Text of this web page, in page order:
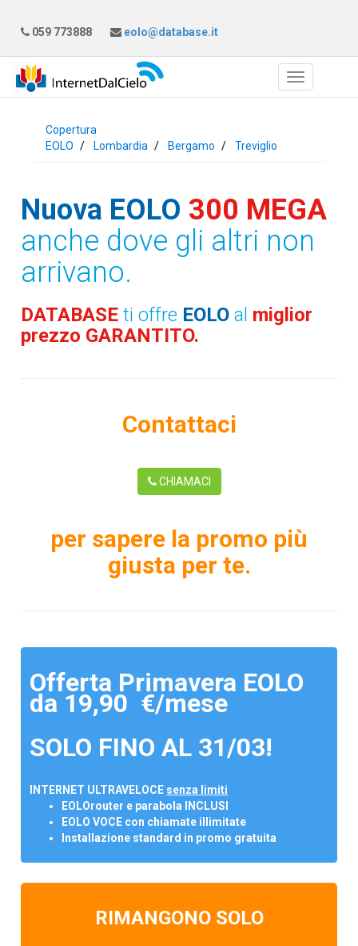
059 773888 eolo@database.it
Copertura
EOLO
Lombardia Bergamo Treviglio
Nuova EOLO 300 MEGA
anche dove gli altri non
arrivano.
DATABASEti offre EOLO al miglior
prezzo GARANTITO.
Contattaci
CHIAMACI
per sapere la promo più
giusta per te.
Offerta Primavera EOLO
da 19,90 €/mese
SOLO FINO AL 31/03!
INTERNET ULTRAVELOCE senza limiti
EOLOrouter e parabola INCLUSI
EOLO VOCE con chiamate illimitate
Installazione standard in promo gratuita
RIMANGONO SOLO